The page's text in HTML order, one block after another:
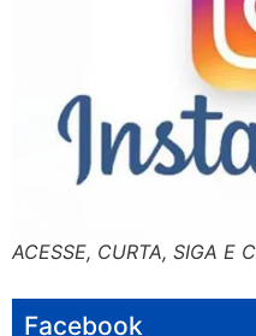
ACESSE, CURTA, SIGA E
Facebook